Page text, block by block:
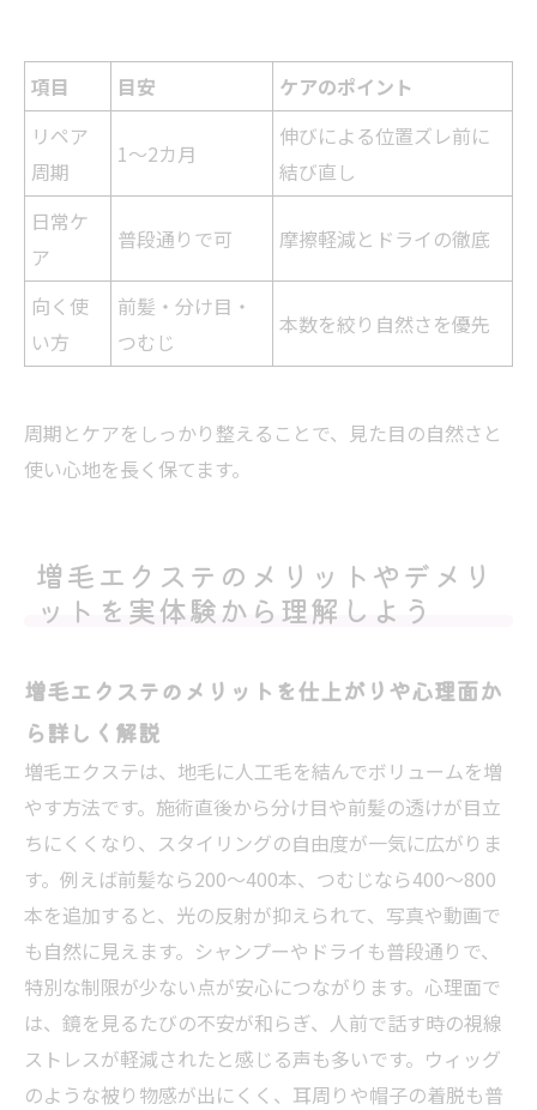
項目 目安
ケアのポイント
リペア
周期
1〜2カ月
伸びによる位置ズレ前に
結び直し
日常ケ
ア
普段通りで可 摩擦軽減とドライの徹底
向く使
い方
前髪・分け目・
つむじ
本数を絞り自然さを優先
周期とケアをしっかり整えることで、見た目の自然さと
使い心地を長く保てます。
増毛エクステのメリットやデメリ
ットを実体験から理解しよう
増毛エクステのメリットを仕上がりや心理面か
ら詳しく解説
増毛エクステは、地毛に人工毛を結んでボリュームを増
やす方法です。施術直後から分け目や前髪の透けが目立
ちにくくなり、スタイリングの自由度が一気に広がりま
す。例えば前髪なら200〜400本、つむじなら400〜800
本を追加すると、光の反射が抑えられて、写真や動画で
も自然に見えます。シャンプーやドライも普段通りで、
特別な制限が少ない点が安心につながります。心理面で
は、鏡を見るたびの不安が和らぎ、人前で話す時の視線
ストレスが軽減されたと感じる声も多いです。ウィッグ
のような被り物感が出にくく、耳周りや帽子の着脱も普